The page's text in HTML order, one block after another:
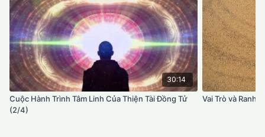
30:14
Cuộc Hành Trình Tâm Linh Của Thiện Tài Đồng Tử
(2/4)
Vai Trò và Ranh